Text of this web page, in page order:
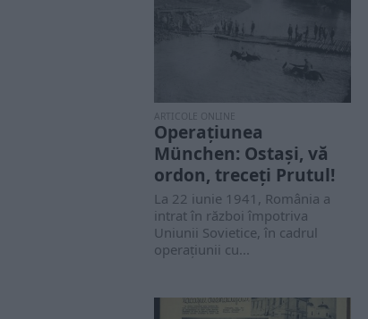
ARTICOLE ONLINE
Operațiunea
München: Ostaşi, vă
ordon, treceţi Prutul!
La 22 iunie 1941, România a
intrat în război împotriva
Uniunii Sovietice, în cadrul
operaţiunii cu...